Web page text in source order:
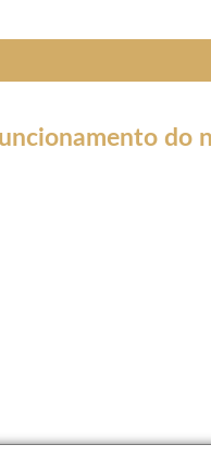
do